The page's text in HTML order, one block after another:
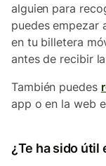
alguien para
puedes empezar
en tu billetera
antes de recibir
También puedes
app o en la web
¿Te ha sido útil